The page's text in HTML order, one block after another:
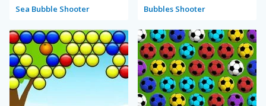
Sea Bubble Shooter Bubbles Shooter